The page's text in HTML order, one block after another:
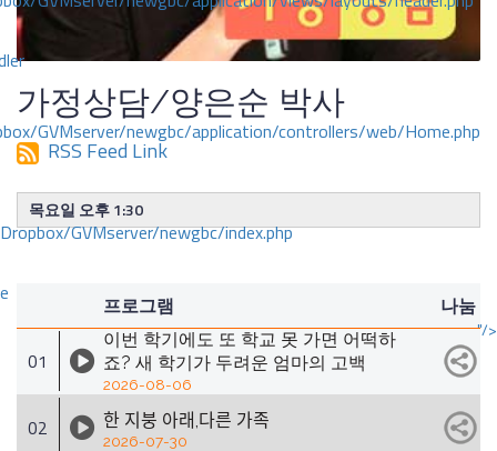
GVMserver/newgbc/application/controllers/web/Home.php
GVMserver/newgbc/index.php
"/>
가정상담/양은순 박사
RSS Feed Link
목요일 오후 1:30
프로그램 나눔
01
이번 학기에도 또 학교 못 가면 어떡하
죠? 새 학기가 두려운 엄마의 고백
2026-08-06
02 한 지붕 아래,다른 가족
2026-07-30